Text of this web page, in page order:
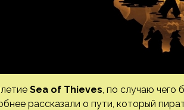
Sea of Thieves, по случаю чего
рассказали о пути, который